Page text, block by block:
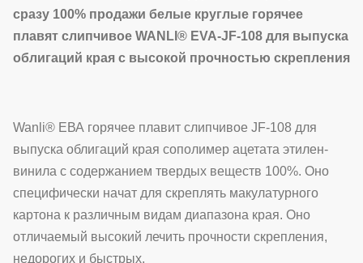
сразу 100% продажи белые круглые горячее
плавят слипчивое WANLI® EVA-JF-108 для выпуска
облигаций края с высокой прочностью скрепления
Wanli® ЕВА горячее плавит слипчивое JF-108 для
выпуска облигаций края сополимер ацетата этилен-
винила с содержанием твердых веществ 100%. Оно
специфически начат для скреплять макулатурного
картона к различным видам диапазона края. Оно
отличаемый высокий лечить прочности скрепления,
недорогих и быстрых.